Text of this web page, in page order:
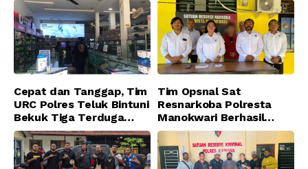
Jatanras Polda Papua Barat
Cepat dan Tanggap, Tim
URC Polres Teluk Bintuni
Bekuk Tiga Terduga
Pelaku Pencurian di SMA
Sanawesen
Tim Opsnal Sat
Resnarkoba Polresta
Manokwari Berhasil
Ungkap Kasus Tindak
Pidana Narkotika
Golongan I Jenis Shabu